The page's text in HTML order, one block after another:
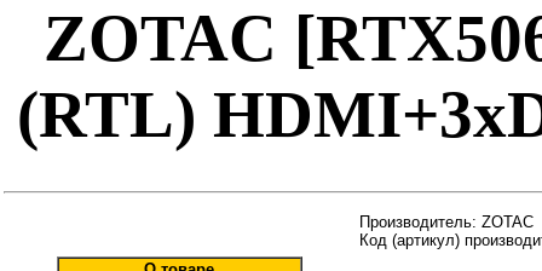
ZOTAC
(RTL)
Производитель: ZOTAC
Код (артикул)